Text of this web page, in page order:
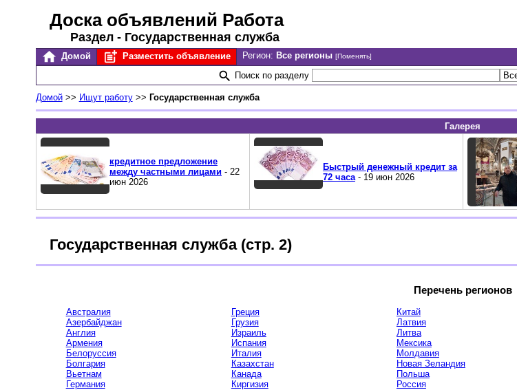
Доска объявлений Работа
Раздел - Государственная служба
Домой Разместить объявление Регион: Все регионы [Поменять]
Поиск по разделу
Домой>> Ищут работу>> Государственная служба
Галерея
кредитное предложение
между частными лицами- 22
июн 2026
Быстрый денежный кредит за
72 часа- 19 июн 2026
Государственная служба (стр. 2)
Перечень регионов
Австралия
Азербайджан
Англия
Армения
Белоруссия
Болгария
Вьетнам
Германия
Греция
Грузия
Израиль
Испания
Италия
Казахстан
Канада
Киргизия
Китай
Латвия
Литва
Мексика
Молдавия
Новая Зеландия
Польша
Россия